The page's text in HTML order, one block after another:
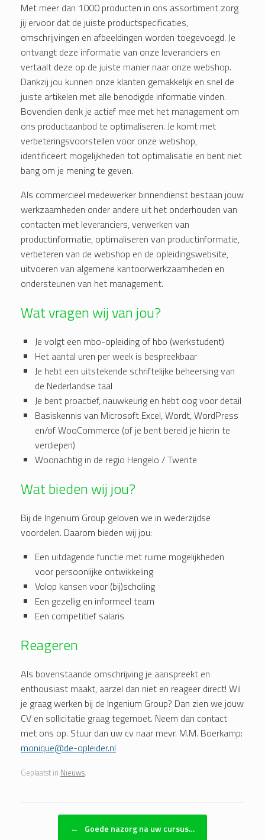
Met meer dan 1000 producten in ons assortiment zorg
jij ervoor dat de juiste productspecificaties,
omschrijvingen en afbeeldingen worden toegevoegd. Je
ontvangt deze informatie van onze leveranciers en
vertaalt deze op de juiste manier naar onze webshop.
Dankzij jou kunnen onze klanten gemakkelijk en snel de
juiste artikelen met alle benodigde informatie vinden.
Bovendien denk je actief mee met het management om
ons productaanbod te optimaliseren. Je komt met
verbeteringsvoorstellen voor onze webshop,
identificeert mogelijkheden tot optimalisatie en bent niet
bang om je mening te geven.
Als commercieel medewerker binnendienst bestaan jouw
werkzaamheden onder andere uit het onderhouden van
contacten met leveranciers, verwerken van
productinformatie, optimaliseren van productinformatie,
verbeteren van de webshop en de opleidingswebsite,
uitvoeren van algemene kantoorwerkzaamheden en
ondersteunen van het management.
Wat vragen wij van jou?
Je volgt een mbo-opleiding of hbo (werkstudent)
Het aantal uren per week is bespreekbaar
Je hebt een uitstekende schriftelijke beheersing van
de Nederlandse taal
Je bent proactief, nauwkeurig en hebt oog voor detail
Basiskennis van Microsoft Excel, Wordt, WordPress
en/of WooCommerce (of je bent bereid je hierin te
verdiepen)
Woonachtig in de regio Hengelo / Twente
Wat bieden wij jou?
Bij de Ingenium Group geloven we in wederzijdse
voordelen. Daarom bieden wij jou:
Een uitdagende functie met ruime mogelijkheden
voor persoonlijke ontwikkeling
Volop kansen voor (bij)scholing
Een gezellig en informeel team
Een competitief salaris
Reageren
Als bovenstaande omschrijving je aanspreekt en
enthousiast maakt, aarzel dan niet en reageer direct! Wil
je graag werken bij de Ingenium Group? Dan zien we jouw
CV en sollicitatie graag tegemoet. Neem dan contact
met ons op. Stuur dan uw cv naar mevr. M.M. Boerkamp:
monique@de-opleider.nl
Geplaatst in Nieuws.
Bericht navigatie
← Goede nazorg na uw cursus…